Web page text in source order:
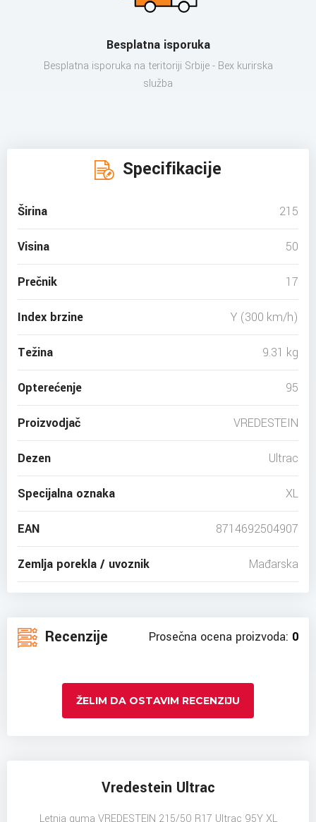
Besplatna isporuka
Besplatna isporuka na teritoriji Srbije - Bex kurirska
služba
Specifikacije
Širina 215
Visina 50
Prečnik 17
Index brzine Y (300 km/h)
Težina 9.31 kg
Opterećenje 95
Proizvodjač VREDESTEIN
Dezen Ultrac
Specijalna oznaka XL
EAN 8714692504907
Zemlja porekla / uvoznik Mađarska
Recenzije Prosečna ocena proizvoda: 0
ŽELIM DA OSTAVIM RECENZIJU
Vredestein Ultrac
Letnja guma VREDESTEIN 215/50 R17 Ultrac 95Y XL